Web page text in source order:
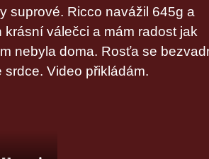
suprové. Ricco navážil 645g a
válečci a mám radost jak
nebyla doma. Rosťa se
Video přikládám.